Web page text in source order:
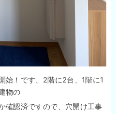
始！です、2階に2台、1階に1
物の
確認済ですので、穴開け工事